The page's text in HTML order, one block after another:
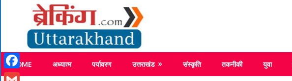
content
Breaking News Uttarakhand
HOME अध्यात्म पर्यावरण उत्तराखंड संस्कृति तकनीकी युवा
Facebook